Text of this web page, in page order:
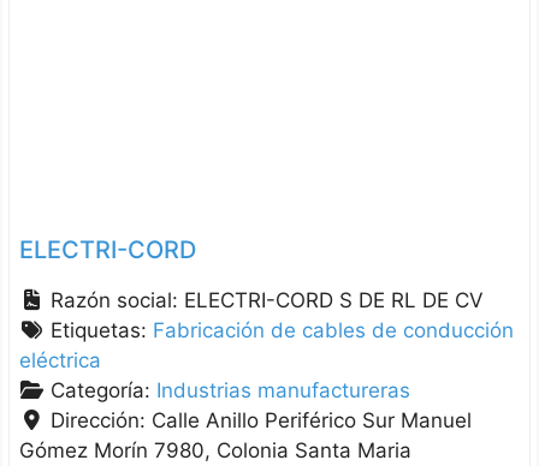
ELECTRI-CORD
Razón social: ELECTRI-CORD S DE RL DE CV
Etiquetas: Fabricación de cables de conducción
eléctrica
Categoría: Industrias manufactureras
Dirección: Calle Anillo Periférico Sur Manuel
Gómez Morín 7980, Colonia Santa Maria